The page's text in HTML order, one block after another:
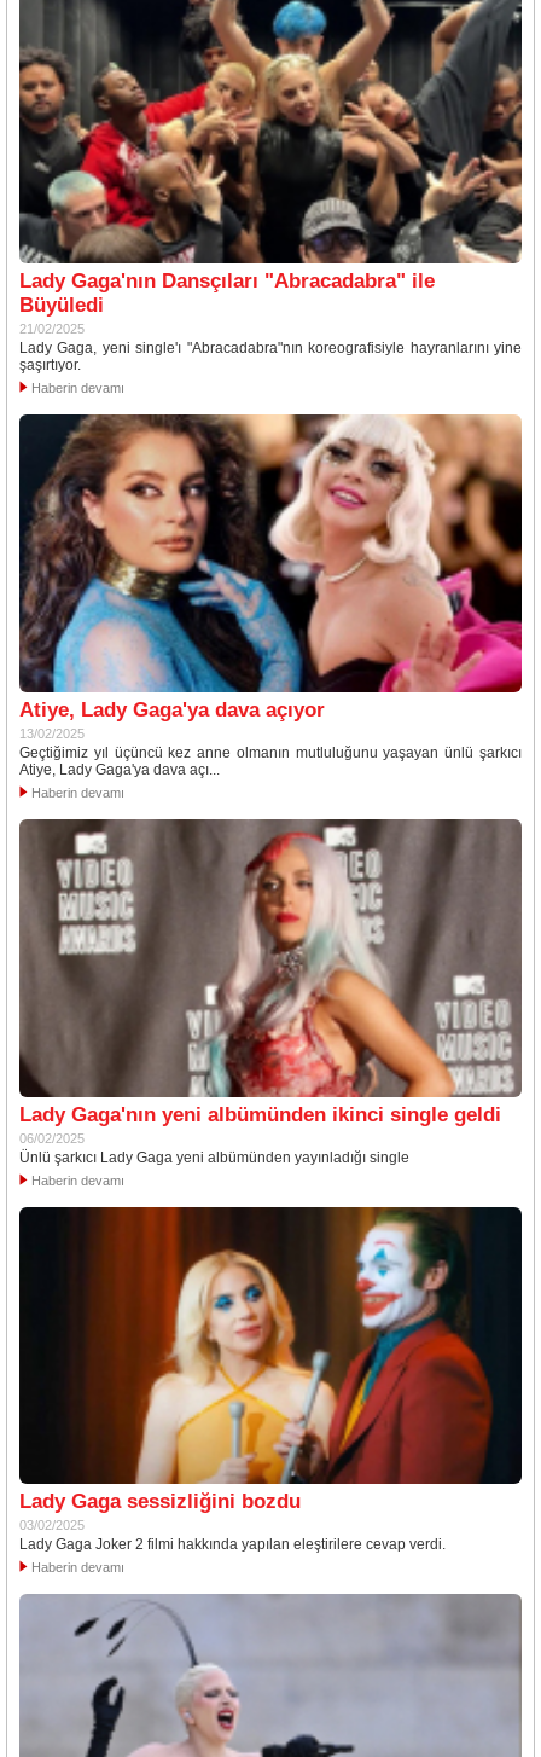
Lady Gaga'nın Dansçıları "Abracadabra" ile
Büyüledi
21/02/2025
Lady Gaga, yeni single'ı "Abracadabra"nın koreografisiyle hayranlarını yine
şaşırtıyor.
Haberin devamı
Atiye, Lady Gaga'ya dava açıyor
13/02/2025
Geçtiğimiz yıl üçüncü kez anne olmanın mutluluğunu yaşayan ünlü şarkıcı
Atiye, Lady Gaga'ya dava açı...
Haberin devamı
Lady Gaga'nın yeni albümünden ikinci single geldi
06/02/2025
Ünlü şarkıcı Lady Gaga yeni albümünden yayınladığı single
Haberin devamı
Lady Gaga sessizliğini bozdu
03/02/2025
Lady Gaga Joker 2 filmi hakkında yapılan eleştirilere cevap verdi.
Haberin devamı